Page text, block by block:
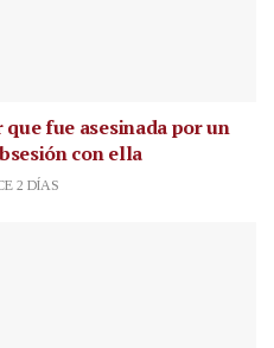
fue asesinada por un
con ella
2 DÍAS